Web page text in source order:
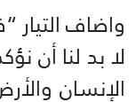
واضاف التيار
لا بد لنا أن
الإنسان